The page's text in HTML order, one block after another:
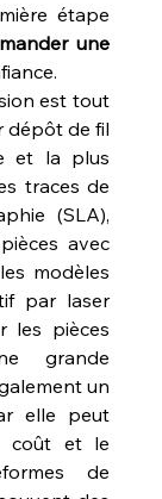
étape
une
est tout
dépôt de fil
et la plus
traces de
(SLA),
avec
modèles
par laser
les pièces
grande
un
elle peut
coût et le
de